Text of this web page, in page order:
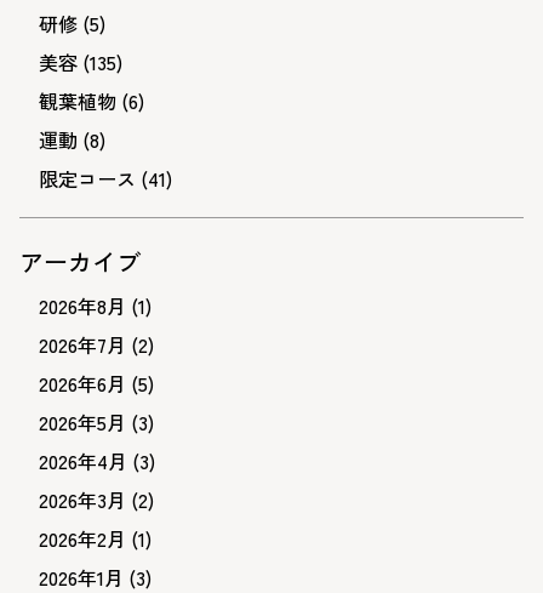
研修 (5)
美容 (135)
観葉植物 (6)
運動 (8)
限定コース (41)
アーカイブ
2026年8月 (1)
2026年7月 (2)
2026年6月 (5)
2026年5月 (3)
2026年4月 (3)
2026年3月 (2)
2026年2月 (1)
2026年1月 (3)